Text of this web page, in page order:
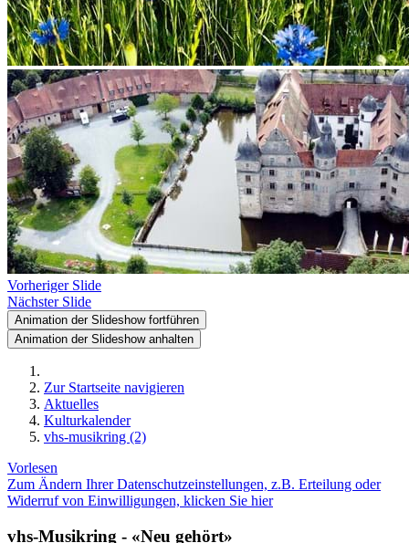
Vorheriger Slide
Nächster Slide
Animation der Slideshow fortführen
Animation der Slideshow anhalten
Zur Startseite navigieren
Aktuelles
Kulturkalender
vhs-musikring (2)
Vorlesen
Zum Ändern Ihrer Datenschutzeinstellungen, z.B. Erteilung oder
Widerruf von Einwilligungen, klicken Sie hier
vhs-Musikring - «Neu gehört»